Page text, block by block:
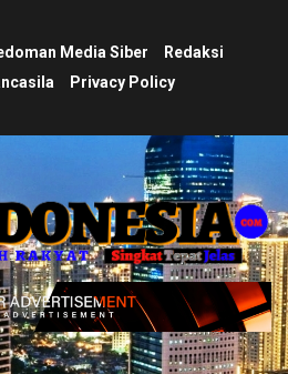
Media Siber
Redaksi
Privacy Policy